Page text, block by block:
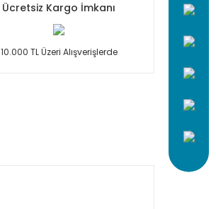
Ücretsiz Kargo İmkanı
10.000 TL Üzeri Alışverişlerde